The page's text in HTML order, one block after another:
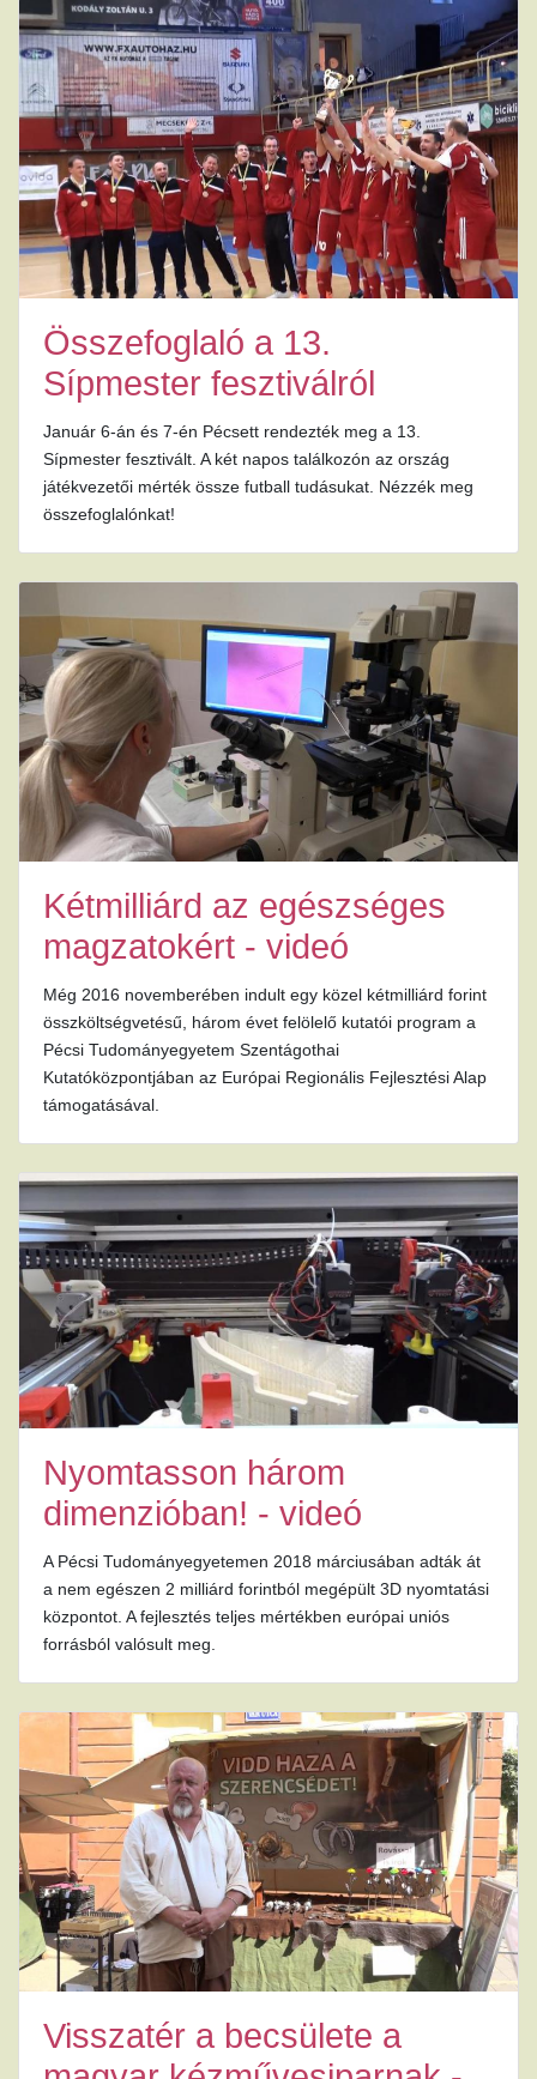
Összefoglaló a 13.
Sípmester fesztiválról
Január 6-án és 7-én Pécsett rendezték meg a 13.
Sípmester fesztivált. A két napos találkozón az ország
játékvezetői mérték össze futball tudásukat. Nézzék meg
összefoglalónkat!
Kétmilliárd az egészséges
magzatokért - videó
Még 2016 novemberében indult egy közel kétmilliárd forint
összköltségvetésű, három évet felölelő kutatói program a
Pécsi Tudományegyetem Szentágothai
Kutatóközpontjában az Európai Regionális Fejlesztési Alap
támogatásával.
Nyomtasson három
dimenzióban! - videó
A Pécsi Tudományegyetemen 2018 márciusában adták át
a nem egészen 2 milliárd forintból megépült 3D nyomtatási
központot. A fejlesztés teljes mértékben európai uniós
forrásból valósult meg.
Visszatér a becsülete a